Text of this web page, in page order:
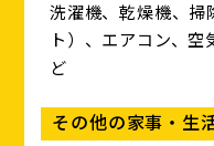
洗濯機、乾燥機、掃
ト）、エアコン、
ど
その他の家事・生